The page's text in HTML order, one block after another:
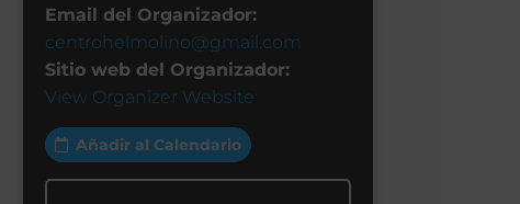
Email del Organizador:
centrohelmolino@gmail.com
Sitio web del Organizador:
View Organizer Website
Añadir al Calendario